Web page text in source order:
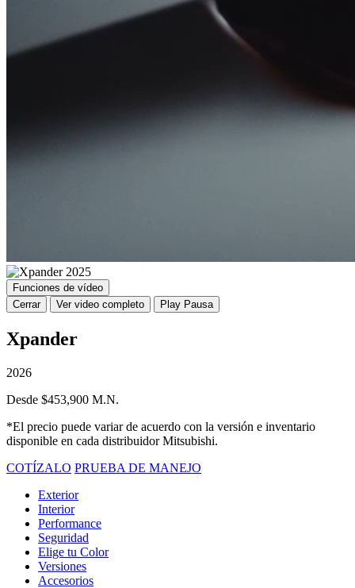
Funciones de vídeo
Cerrar
Ver video completo Play Pausa
Xpander
2026
Desde $453,900 M.N.
*El precio puede variar de acuerdo con la versión e inventario
disponible en cada distribuidor Mitsubishi.
COTÍZALO PRUEBA DE MANEJO
Exterior
Interior
Performance
Seguridad
Elige tu Color
Versiones
Accesorios